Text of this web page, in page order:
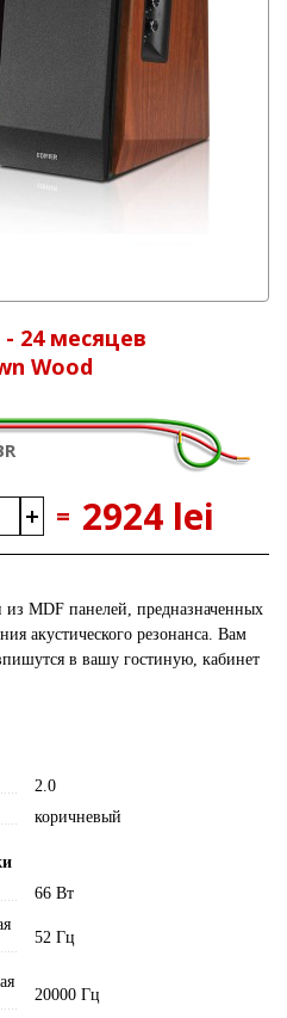
24 месяцев
Wood
= 2924 lei
MDF панелей, предназначенных
акустического резонанса. Вам
в вашу гостиную, кабинет
2.0
коричневый
66 Вт
52 Гц
20000 Гц